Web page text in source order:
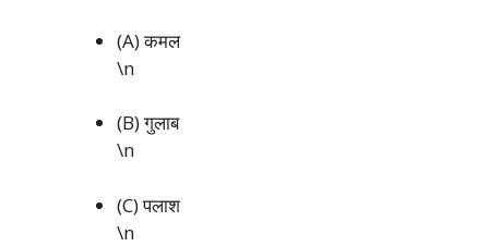
(A) कमल
\n
(B) गुलाब
\n
(C) पलाश
\n